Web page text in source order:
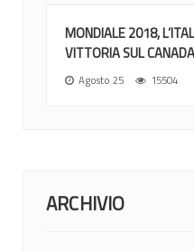
MONDIALE 2018,
VITTORIA SUL CANADA
Agosto 25 15504
ARCHIVIO